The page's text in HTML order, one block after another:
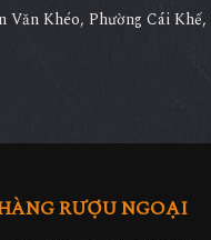
Văn Khéo, Phường Cái
RƯỢU NGOẠI